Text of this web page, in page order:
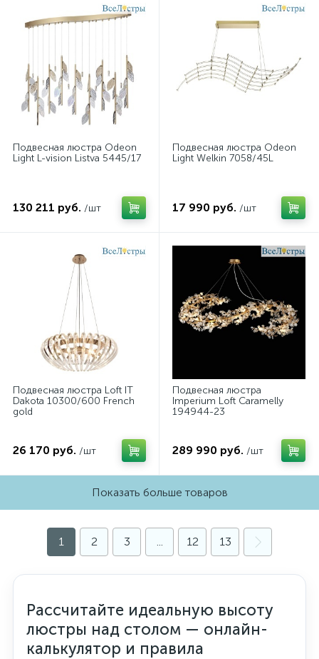
Подвесная люстра Odeon
Light L-vision Listva 5445/17
130 211 руб. /шт
Подвесная люстра Odeon
Light Welkin 7058/45L
17 990 руб. /шт
Подвесная люстра Loft IT
Dakota 10300/600 French
gold
26 170 руб. /шт
Подвесная люстра
Imperium Loft Caramelly
194944-23
289 990 руб. /шт
Показать больше товаров
1 2 3 12 13
Рассчитайте идеальную высоту
люстры над столом — онлайн-
калькулятор и правила